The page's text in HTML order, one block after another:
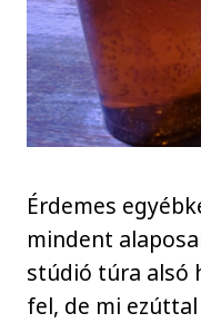
Érdemes
mindent
stúdió túra alsó
fel, de mi